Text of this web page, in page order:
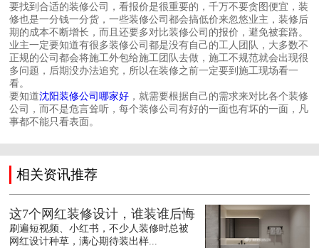
要找到合适的装修公司，看报价是很重要的，千万不要贪图便宜，装
修也是一分钱一分货，一些装修公司都会搞低价来忽悠业主，装修后
期的成本不断增长，而且还要多对比装修公司的报价，避免被套路。
业主一定要知道有很多装修公司都是没有自己的工人团队，大多数不
正规的公司都会将施工外包给施工团队去做，施工不规范就会出现很
多问题，后期没办法追究，所以在装修之前一定要到施工现场看一
看。
要知道沈阳装修公司哪家好 ，就需要根据自己的需求来对比各个装修
公司，而不是危言耸听，每个装修公司有好的一面也有坏的一面，凡
事都不能只看表面。
相关资讯推荐
这7个网红装修设计，谁装谁后悔
刷遍短视频、小红书，不少人装修时总被
网红设计种草，满心期待装出样...